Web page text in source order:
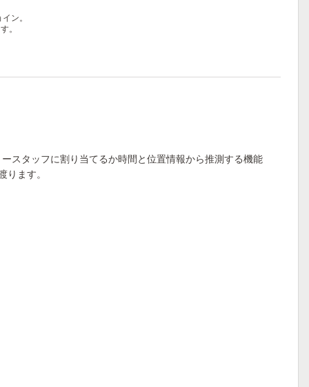
ン。
。
スタッフに割り当てるか時間と位置情報から推測する機能
ます。